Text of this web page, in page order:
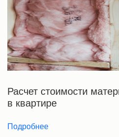
Расчет стоимости
в квартире
Подробнее